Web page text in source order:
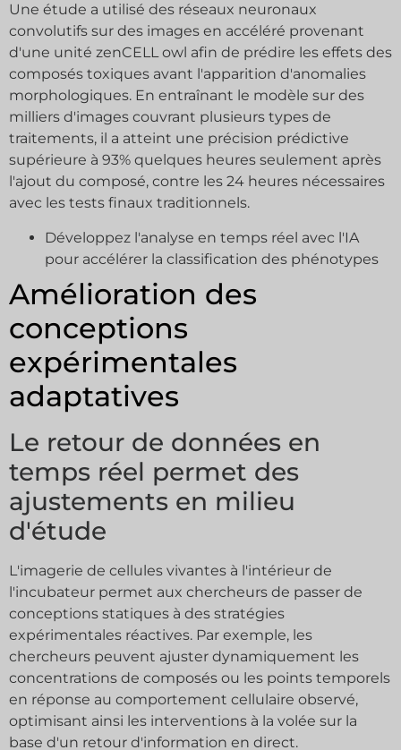
Une étude a utilisé des réseaux neuronaux
convolutifs sur des images en accéléré provenant
d'une unité zenCELL owl afin de prédire les effets des
composés toxiques avant l'apparition d'anomalies
morphologiques. En entraînant le modèle sur des
milliers d'images couvrant plusieurs types de
traitements, il a atteint une précision prédictive
supérieure à 93% quelques heures seulement après
l'ajout du composé, contre les 24 heures nécessaires
avec les tests finaux traditionnels.
Développez l'analyse en temps réel avec l'IA
pour accélérer la classification des phénotypes
Amélioration des
conceptions
expérimentales
adaptatives
Le retour de données en
temps réel permet des
ajustements en milieu
d'étude
L'imagerie de cellules vivantes à l'intérieur de
l'incubateur permet aux chercheurs de passer de
conceptions statiques à des stratégies
expérimentales réactives. Par exemple, les
chercheurs peuvent ajuster dynamiquement les
concentrations de composés ou les points temporels
en réponse au comportement cellulaire observé,
optimisant ainsi les interventions à la volée sur la
base d'un retour d'information en direct.